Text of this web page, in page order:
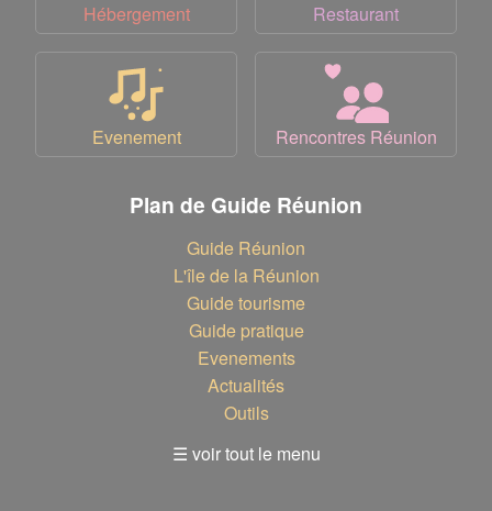
Hébergement Restaurant
Evenement Rencontres Réunion
Plan de Guide Réunion
Guide Réunion
L'île de la Réunion
Guide tourisme
Guide pratique
Evenements
Actualités
Outils
☰ voir tout le menu